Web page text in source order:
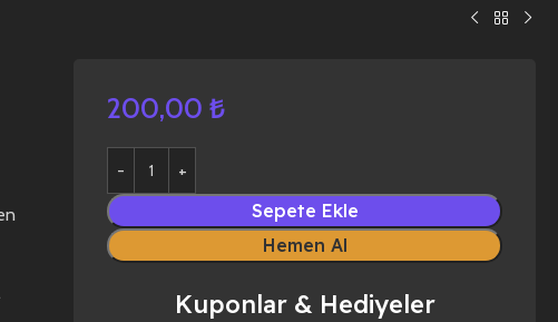
200,00₺
Sepete Ekle
Hemen Al
Kuponlar & Hediyeler